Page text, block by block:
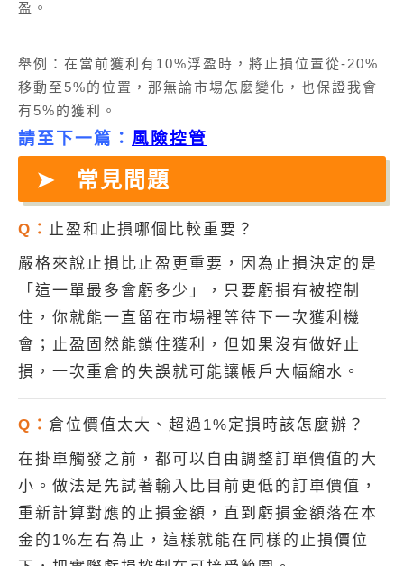
盈。
舉例：在當前獲利有10%浮盈時，將止損位置從-20%
移動至5%的位置，那無論市場怎麼變化，也保證我會
有5%的獲利。
請至下一篇： 風險控管
常見問題
Q： 止盈和止損哪個比較重要？
嚴格來說止損比止盈更重要，因為止損決定的是
「這一單最多會虧多少」，只要虧損有被控制
住，你就能一直留在市場裡等待下一次獲利機
會；止盈固然能鎖住獲利，但如果沒有做好止
損，一次重倉的失誤就可能讓帳戶大幅縮水。
Q： 倉位價值太大、超過1%定損時該怎麼辦？
在掛單觸發之前，都可以自由調整訂單價值的大
小。做法是先試著輸入比目前更低的訂單價值，
重新計算對應的止損金額，直到虧損金額落在本
金的1%左右為止，這樣就能在同樣的止損價位